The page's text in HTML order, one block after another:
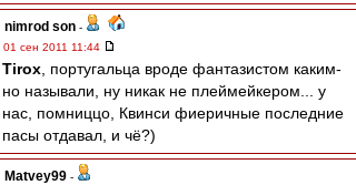
nimrod son -
01 сен 2011 11:44
Tirox , португальца вроде фантазистом каким-
но называли, ну никак не плеймейкером... у
нас, помниццо, Квинси фиеричные последние
пасы отдавал, и чё?)
Matvey99 -